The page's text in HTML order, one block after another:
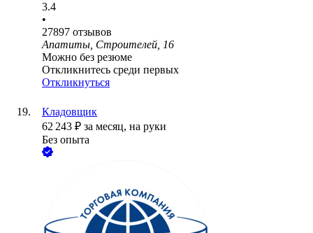
3.4
•
27897 отзывов
Апатиты, Строителей, 16
Можно без резюме
Откликнитесь среди первых
Откликнуться
Кладовщик
62 243 ₽ за месяц, на руки
Без опыта